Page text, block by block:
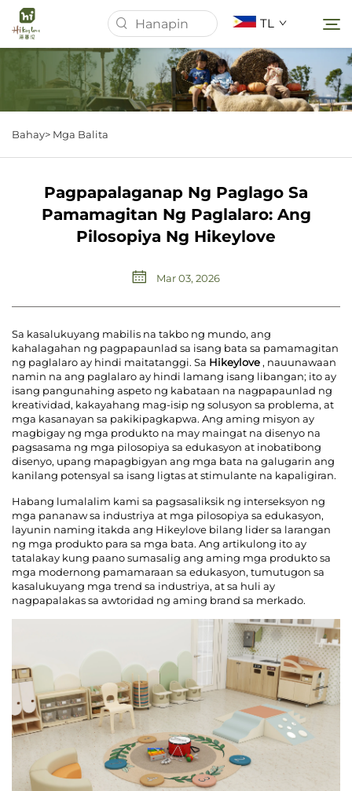
TL
Homepage
Mga Produkto
Mga Balita
I-download
Makipag-ugnayan sa Amin
Mga Blog
Bahay> Mga Balita
Pagpapalaganap Ng Paglago Sa
Pamamagitan Ng Paglalaro: Ang
Pilosopiya Ng Hikeylove
Mar 03, 2026
Sa kasalukuyang mabilis na takbo ng mundo, ang
kahalagahan ng pagpapaunlad sa isang bata sa pamamagitan
ng paglalaro ay hindi maitatanggi. Sa Hikeylove , nauunawaan
namin na ang paglalaro ay hindi lamang isang libangan; ito ay
isang pangunahing aspeto ng kabataan na nagpapaunlad ng
kreatividad, kakayahang mag-isip ng solusyon sa problema, at
mga kasanayan sa pakikipagkapwa. Ang aming misyon ay
magbigay ng mga produkto na may maingat na disenyo na
pagsasama ng mga pilosopiya sa edukasyon at inobatibong
disenyo, upang mapagbigyan ang mga bata na galugarin ang
kanilang potensyal sa isang ligtas at stimulante na kapaligiran.
Habang lumalalim kami sa pagsasaliksik ng interseksyon ng
mga pananaw sa industriya at mga pilosopiya sa edukasyon,
layunin naming itakda ang Hikeylove bilang lider sa larangan
ng mga produkto para sa mga bata. Ang artikulong ito ay
tatalakay kung paano sumasalig ang aming mga produkto sa
mga modernong pamamaraan sa edukasyon, tumutugon sa
kasalukuyang mga trend sa industriya, at sa huli ay
nagpapalakas sa awtoridad ng aming brand sa merkado.